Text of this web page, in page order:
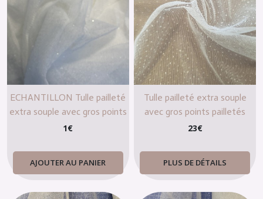
ECHANTILLON Tulle pailleté
extra souple avec gros points
pailletés (Bianco
1€
AJOUTER AU PANIER
Tulle pailleté extra souple
avec gros points pailletés
23€
PLUS DE DÉTAILS